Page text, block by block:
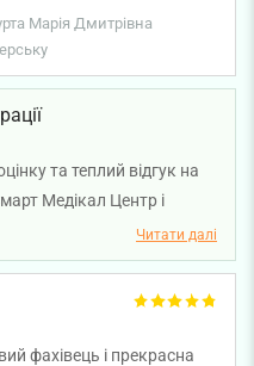
Марія Дмитрівна
та теплий відгук на
Медікал Центр і
Курту Марію Дмитрівну.
задоволені
Дякуємо за довіру і
здоров'я!
Читати далі
фахівець і прекрасна